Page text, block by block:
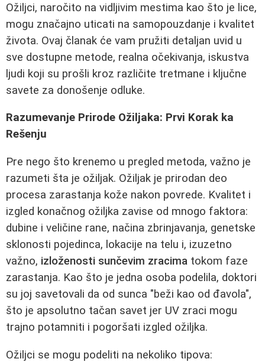
Ožiljci, naročito na vidljivim mestima kao što je lice,
mogu značajno uticati na samopouzdanje i kvalitet
života. Ovaj članak će vam pružiti detaljan uvid u
sve dostupne metode, realna očekivanja, iskustva
ljudi koji su prošli kroz različite tretmane i ključne
savete za donošenje odluke.
Razumevanje Prirode Ožiljaka: Prvi Korak ka
Rešenju
Pre nego što krenemo u pregled metoda, važno je
razumeti šta je ožiljak. Ožiljak je prirodan deo
procesa zarastanja kože nakon povrede. Kvalitet i
izgled konačnog ožiljka zavise od mnogo faktora:
dubine i veličine rane, načina zbrinjavanja, genetske
sklonosti pojedinca, lokacije na telu i, izuzetno
važno, izloženosti sunčevim zracima tokom faze
zarastanja. Kao što je jedna osoba podelila, doktori
su joj savetovali da od sunca "beži kao od đavola",
što je apsolutno tačan savet jer UV zraci mogu
trajno potamniti i pogoršati izgled ožiljka.
Ožiljci se mogu podeliti na nekoliko tipova: